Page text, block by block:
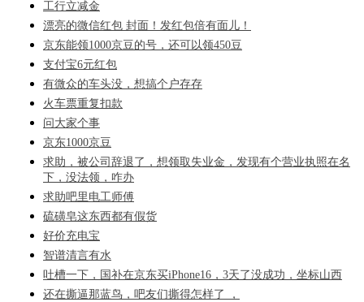
工行立减金
漂亮的微信红包 封面！发红包倍有面儿！
京东能领1000京豆的号，还可以领450豆
支付宝6元红包
有微众的车头没，想搞个户存存
火车票重复扣款
问大家个事
京东1000京豆
求助，被公司辞退了，想领取失业金，发现有个营业执照在名
下，没法领，咋办
求助吧里电工师傅
硫磺皂这东西都有假货
好价充电宝
智谱清言有水
吐槽一下，国补在京东买iPhone16，3天了没成功，坐标山西
还在撕逼那蓝鸟，吧友们撕得怎样了 ，